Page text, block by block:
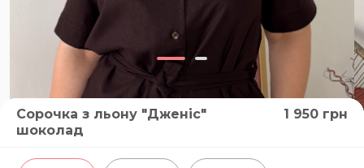
Сорочка з льону "Дженіс"
шоколад
1 950 грн